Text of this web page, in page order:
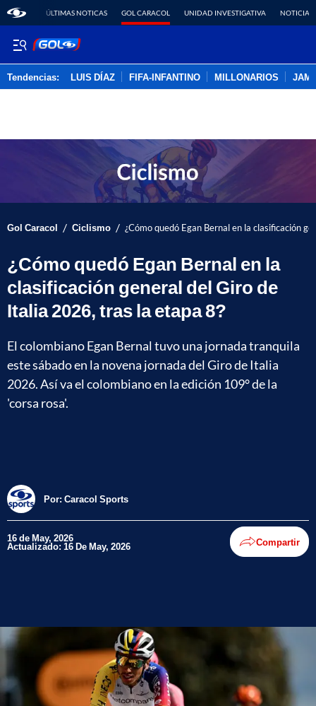
ÚLTIMAS NOTICAS GOL CARACOL UNIDAD INVESTIGATIVA NOTICIAS
Tendencias: LUIS DÍAZ FIFA-INFANTINO MILLONARIOS
Gol Caracol / Ciclismo / ¿Cómo quedó Egan Bernal en la clasificación
¿Cómo quedó Egan Bernal en la
clasificación general del Giro de
Italia 2026, tras la etapa 8?
El colombiano Egan Bernal tuvo una jornada tranquila
este sábado en la novena jornada del Giro de Italia
2026. Así va el colombiano en la edición 109° de la
'corsa rosa'.
Por: Caracol Sports
16 de May, 2026
Actualizado: 16 De May, 2026 Compartir